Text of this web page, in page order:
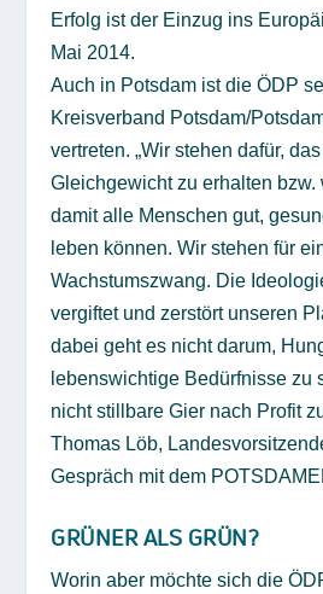
Erfolg ist der Einzug ins
Mai 2014.
Auch in Potsdam ist die ÖDP
Kreisverband Potsdam/
vertreten. „Wir stehen dafür,
Gleichgewicht zu erhalten
damit alle Menschen gut,
leben können. Wir stehen für
Wachstumszwang. Die
vergiftet und zerstört unseren
dabei geht es nicht darum,
lebenswichtige Bedürfnisse zu
nicht stillbare Gier nach Profit
Thomas Löb,
Gespräch mit dem
GRÜNER ALS GRÜN?
Worin aber möchte sich die